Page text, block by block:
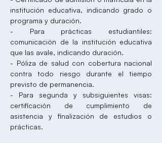
institución educativa, indicando grado o
programa y duración.
- Para prácticas estudiantiles:
comunicación de la institución educativa
que las avale, indicando duración.
- Póliza de salud con cobertura nacional
contra todo riesgo durante el tiempo
previsto de permanencia.
- Para segunda y subsiguientes visas:
certificación de cumplimiento de
asistencia y finalización de estudios o
prácticas.